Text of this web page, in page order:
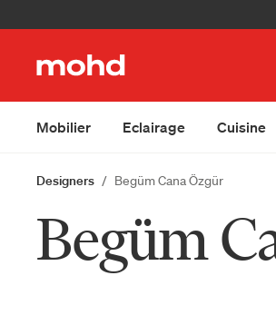
Mobilier Eclairage Cuisine
Designers Begüm Cana Özgür
Begüm